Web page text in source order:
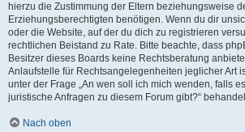
hierzu die Zustimmung der Eltern beziehungsweise
Erziehungsberechtigten benötigen. Wenn du dir
oder die Website, auf der du dich zu registrieren
rechtlichen Beistand zu Rate. Bitte beachte, dass
Besitzer dieses Boards keine Rechtsberatung
Anlaufstelle für Rechtsangelegenheiten jeglicher Art
unter der Frage „An wen soll ich mich wenden, falls
juristische Anfragen zu diesem Forum gibt?“
Nach oben